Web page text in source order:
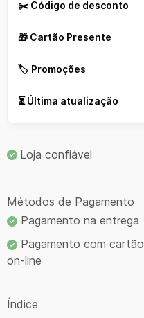
✂️ Código de desconto
🎁 Cartão Presente
🏷️ Promoções
⏳ Última atualização
Loja confiável
Métodos de Pagamento
Pagamento na entrega
Pagamento com cartão
on-line
Índice